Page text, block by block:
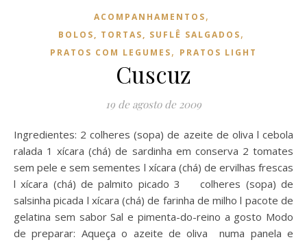
ACOMPANHAMENTOS,
BOLOS, TORTAS, SUFLÊ SALGADOS,
PRATOS COM LEGUMES, PRATOS LIGHT
Cuscuz
19 de agosto de 2009
Ingredientes: 2 colheres (sopa) de azeite de oliva l cebola
ralada 1 xícara (chá) de sardinha em conserva 2 tomates
sem pele e sem sementes l xícara (chá) de ervilhas frescas
l xícara (chá) de palmito picado 3 colheres (sopa) de
salsinha picada l xícara (chá) de farinha de milho l pacote de
gelatina sem sabor Sal e pimenta-do-reino a gosto Modo
de preparar: Aqueça o azeite de oliva numa panela e